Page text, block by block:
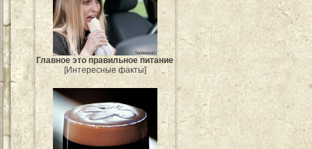
Главное это правильное питание
[Интересные факты]